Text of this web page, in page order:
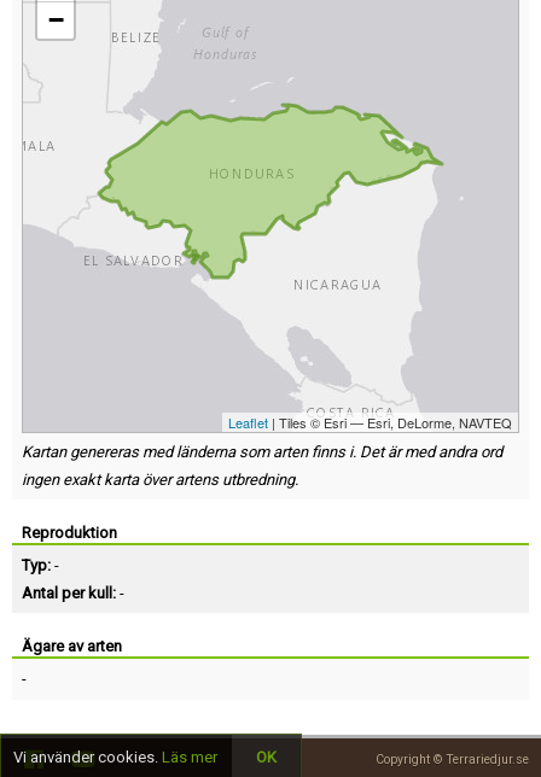
−
Leaflet | Tiles © Esri — Esri, DeLorme, NAVTEQ
Kartan genereras med länderna som arten finns i. Det är med andra ord
ingen exakt karta över artens utbredning.
Reproduktion
Typ: -
Antal per kull: -
Ägare av arten
-
Copyright © Terrariedjur.se
Vi använder cookies. Läs mer OK